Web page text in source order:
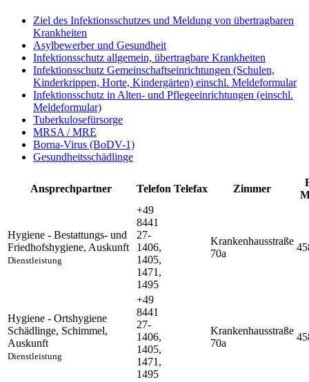
Ziel des Infektionsschutzes und Meldung von übertragbaren
Krankheiten
Asylbewerber und Gesundheit
Infektionsschutz allgemein, übertragbare Krankheiten
Infektionsschutz Gemeinschaftseinrichtungen (Schulen,
Kinderkrippen, Horte, Kindergärten) einschl. Meldeformular
Infektionsschutz in Alten- und Pflegeeinrichtungen (einschl.
Meldeformular)
Tuberkulosefürsorge
MRSA / MRE
Borna-Virus (BoDV-1)
Gesundheitsschädlinge
Ansprechpartner Telefon Telefax Zimmer
Hygiene - Bestattungs- und
Friedhofshygiene, Auskunft
Dienstleistung
+49
8441
27-
1406,
1405,
1471,
1495
Krankenhausstraße
70a
Hygiene - Ortshygiene
Schädlinge, Schimmel,
Auskunft
Dienstleistung
+49
8441
27-
1406,
1405,
1471,
1495
Krankenhausstraße
70a